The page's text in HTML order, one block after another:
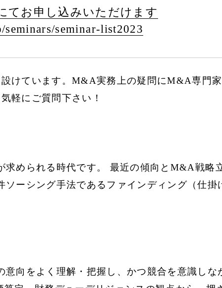
てお申し込みいただけます
seminars/seminar-list2023
けています。M&A実務上の疑問にM&A専門家
軽にご質問下さい！
められる時代です。 最近の傾向とM&A戦略
ーシング手法であるファインディング（仕
向をよく理解・把握し、かつ競合を意識しな